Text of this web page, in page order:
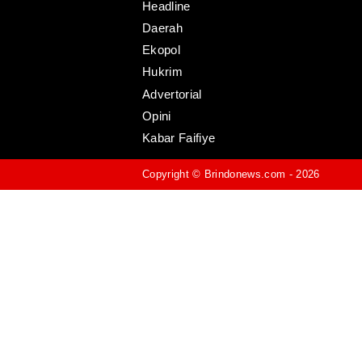
Headline
Daerah
Ekopol
Hukrim
Advertorial
Opini
Kabar Faifiye
Copyright © Brindonews.com - 2026